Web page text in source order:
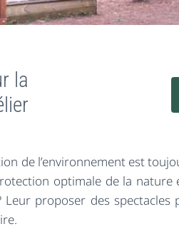
la
de l’environnement est
optimale de la
proposer des